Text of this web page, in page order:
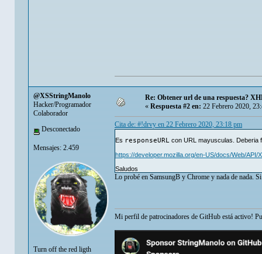
@XSStringManolo
Hacker/Programador
Colaborador
Desconectado
Mensajes: 2.459
Turn off the red ligth
Re: Obtener url de una respuesta?
«Respuesta #2 en:22 Febrero 2020,
Cita de: #!drvy en 22 Febrero 2020, 23:18 pm
Es responseURL con URL mayusculas. Deberia
https://developer.mozilla.org/en-US/docs/Web/API/
Saludos
Lo probé en SamsungB y Chrome y nada de nada.
Mi perfil de patrocinadores de GitHub está activo!